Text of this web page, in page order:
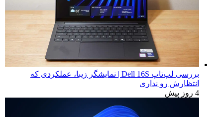
بررسی لپ‌تاپ Dell 16S | نمایشگر زیبا، عملکردی که
انتظارش رو نداری
4 روز پیش